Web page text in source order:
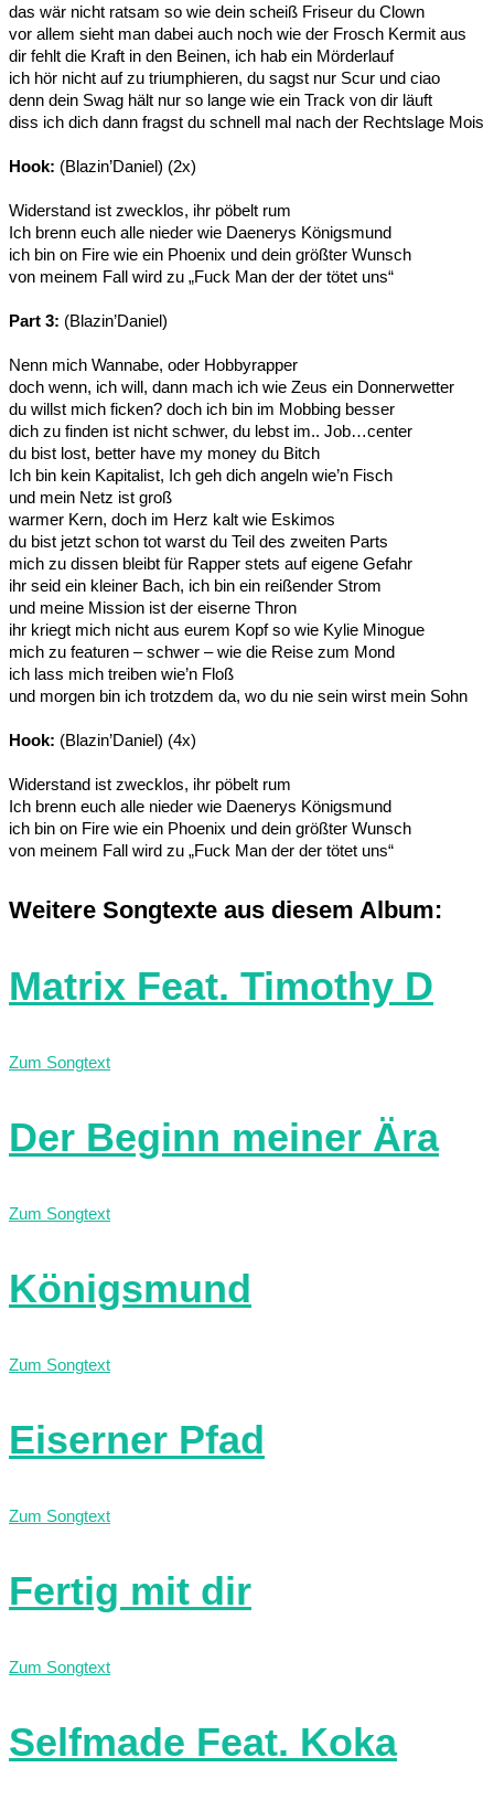
das wär nicht ratsam so wie dein scheiß Friseur du Clown
vor allem sieht man dabei auch noch wie der Frosch Kermit aus
dir fehlt die Kraft in den Beinen, ich hab ein Mörderlauf
ich hör nicht auf zu triumphieren, du sagst nur Scur und ciao
denn dein Swag hält nur so lange wie ein Track von dir läuft
diss ich dich dann fragst du schnell mal nach der Rechtslage Mois
Hook: (Blazin’Daniel) (2x)
Widerstand ist zwecklos, ihr pöbelt rum
Ich brenn euch alle nieder wie Daenerys Königsmund
ich bin on Fire wie ein Phoenix und dein größter Wunsch
von meinem Fall wird zu „Fuck Man der der tötet uns“
Part 3: (Blazin’Daniel)
Nenn mich Wannabe, oder Hobbyrapper
doch wenn, ich will, dann mach ich wie Zeus ein Donnerwetter
du willst mich ficken? doch ich bin im Mobbing besser
dich zu finden ist nicht schwer, du lebst im.. Job…center
du bist lost, better have my money du Bitch
Ich bin kein Kapitalist, Ich geh dich angeln wie’n Fisch
und mein Netz ist groß
warmer Kern, doch im Herz kalt wie Eskimos
du bist jetzt schon tot warst du Teil des zweiten Parts
mich zu dissen bleibt für Rapper stets auf eigene Gefahr
ihr seid ein kleiner Bach, ich bin ein reißender Strom
und meine Mission ist der eiserne Thron
ihr kriegt mich nicht aus eurem Kopf so wie Kylie Minogue
mich zu featuren – schwer – wie die Reise zum Mond
ich lass mich treiben wie’n Floß
und morgen bin ich trotzdem da, wo du nie sein wirst mein Sohn
Hook: (Blazin’Daniel) (4x)
Widerstand ist zwecklos, ihr pöbelt rum
Ich brenn euch alle nieder wie Daenerys Königsmund
ich bin on Fire wie ein Phoenix und dein größter Wunsch
von meinem Fall wird zu „Fuck Man der der tötet uns“
Weitere Songtexte aus diesem Album:
Matrix Feat. Timothy D
Zum Songtext
Der Beginn meiner Ära
Zum Songtext
Königsmund
Zum Songtext
Eiserner Pfad
Zum Songtext
Fertig mit dir
Zum Songtext
Selfmade Feat. Koka